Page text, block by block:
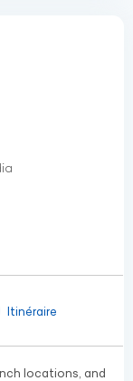
Itinéraire
locations, and